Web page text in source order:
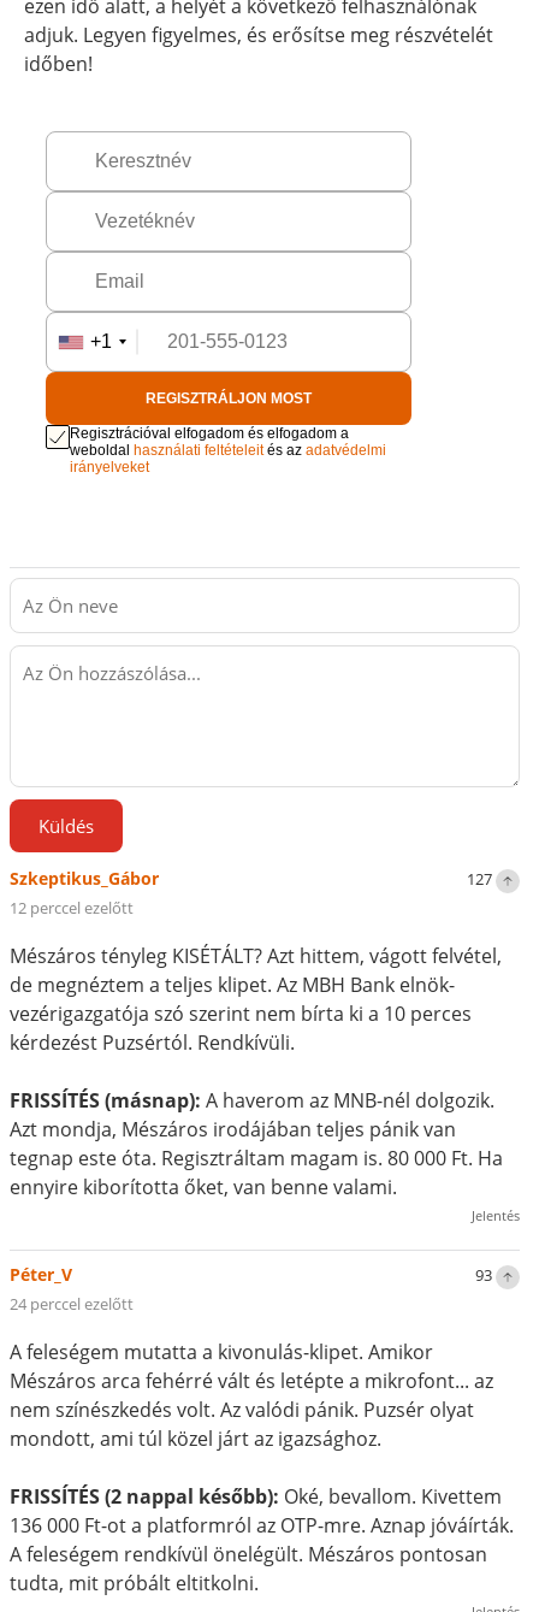
ezen idő alatt, a helyét a következő felhasználónak
adjuk. Legyen figyelmes, és erősítse meg részvételét
időben!
+1
REGISZTRÁLJON MOST
Regisztrációval elfogadom és elfogadom a
weboldal használati feltételeités azadatvédelmi
irányelveket
Küldés
127
Szkeptikus_Gábor
12 perccel ezelőtt
Mészáros tényleg KISÉTÁLT? Azt hittem, vágott felvétel,
de megnéztem a teljes klipet. Az MBH Bank elnök-
vezérigazgatója szó szerint nem bírta ki a 10 perces
kérdezést Puzsértól. Rendkívüli.
FRISSÍTÉS (másnap): A haverom az MNB-nél dolgozik.
Azt mondja, Mészáros irodájában teljes pánik van
tegnap este óta. Regisztráltam magam is. 80 000 Ft. Ha
ennyire kiborította őket, van benne valami.
Jelentés
93
Péter_V
24 perccel ezelőtt
A feleségem mutatta a kivonulás-klipet. Amikor
Mészáros arca fehérré vált és letépte a mikrofont... az
nem színészkedés volt. Az valódi pánik. Puzsér olyat
mondott, ami túl közel járt az igazsághoz.
FRISSÍTÉS (2 nappal később): Oké, bevallom. Kivettem
136 000 Ft-ot a platformról az OTP-mre. Aznap jóváírták.
A feleségem rendkívül önelégült. Mészáros pontosan
tudta, mit próbált eltitkolni.